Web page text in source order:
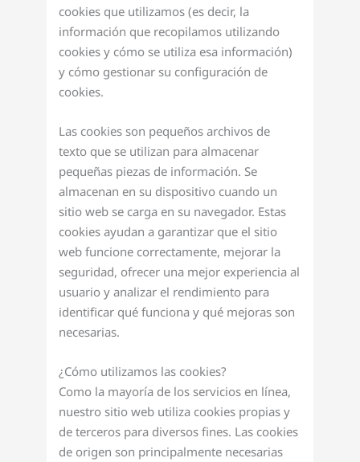
cookies que utilizamos (es decir, la
información que recopilamos utilizando
cookies y cómo se utiliza esa información)
y cómo gestionar su configuración de
cookies.
Las cookies son pequeños archivos de
texto que se utilizan para almacenar
pequeñas piezas de información. Se
almacenan en su dispositivo cuando un
sitio web se carga en su navegador. Estas
cookies ayudan a garantizar que el sitio
web funcione correctamente, mejorar la
seguridad, ofrecer una mejor experiencia al
usuario y analizar el rendimiento para
identificar qué funciona y qué mejoras son
necesarias.
¿Cómo utilizamos las cookies?
Como la mayoría de los servicios en línea,
nuestro sitio web utiliza cookies propias y
de terceros para diversos fines. Las cookies
de origen son principalmente necesarias